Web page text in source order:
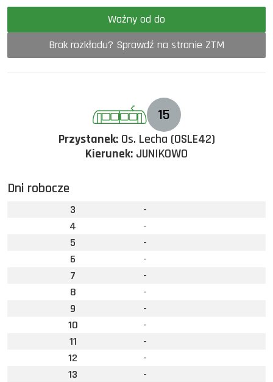
Ważny od do
Brak rozkładu? Sprawdź na stronie ZTM
15
Przystanek:Os. Lecha (OSLE42)
Kierunek: JUNIKOWO
Dni robocze
3
-
4
-
5
-
6
-
7
-
8
-
9
-
10
-
11
-
12
-
13
-